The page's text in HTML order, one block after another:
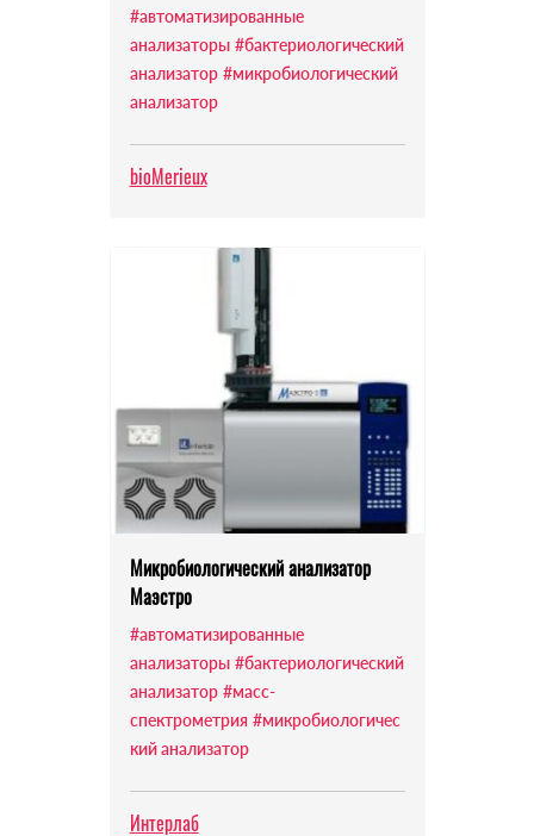
#автоматизированные
анализаторы #бактериологический
анализатор #микробиологический
анализатор
bioMerieux
Микробиологический анализатор
Маэстро
#автоматизированные
анализаторы #бактериологический
анализатор #масс-
спектрометрия #микробиологичес
кий анализатор
Интерлаб